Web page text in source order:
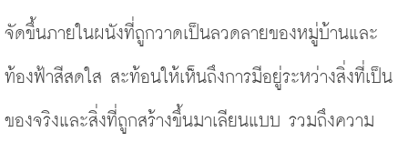
จัดขึ้นภายในผนังที่ถูกวาดเป็นลวดลายของหมู่บ้านและ
ท้องฟ้าสีสดใส สะท้อนให้เห็นถึงการมีอยู่ระหว่างสิ่งที่เป็น
ของจริงและสิ่งที่ถูกสร้างขึ้นมาเลียนแบบ รวมถึงความ